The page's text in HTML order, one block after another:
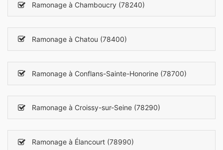
Ramonage à Chamboucry (78240)
Ramonage à Chatou (78400)
Ramonage à Conflans-Sainte-Honorine (78700)
Ramonage à Croissy-sur-Seine (78290)
Ramonage à Élancourt (78990)